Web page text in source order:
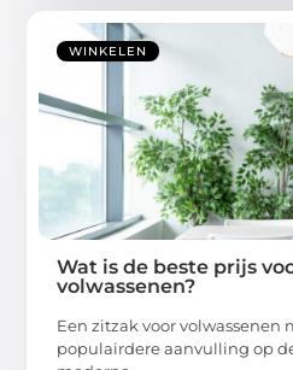
WINKELEN
Wat is de beste prijs
volwassenen?
Een zitzak voor volwassenen
populairdere aanvulling op